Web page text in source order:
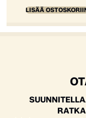
LISÄÄ